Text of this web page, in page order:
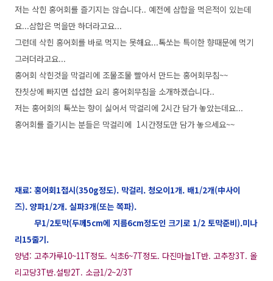
저는 삭힌 홍어회를 즐기지는 않습니다.. 예전에 삼합을 먹은적이 있는데
요...삼합은 먹을만 하더라고요...
그런데 삭힌 홍어회를 바로 먹지는 못해요...톡쏘는 특이한 향때문에 먹기
그러더라고요...
홍어회 삭힌것을 막걸리에 조물조물 빨아서 만드는 홍어회무침~~
잔칫상에 빠지면 섭섭한 요리 홍어회무침을 소개하겠습니다..
저는 홍어회의 톡쏘는 향이 싫어서 막걸리에 2시간 담가 놓았는데요...
홍어회를 즐기시는 분들은 막걸리에 1시간정도만 담가 놓으세요~~
재료: 홍어회1접시(350g정도). 막걸리. 청오이1개. 배1/2개(中사이
즈). 양파1/2개. 실파3개(또는 쪽파).
무1/2토막(두께5cm에 지름6cm정도인 크기로 1/2 토막준비).미나
리15줄기.
양념: 고추가루10~11T정도. 식초6~7T정도. 다진마늘1T반. 고추장3T. 올
리고당3T반.설탕2T. 소금1/2~2/3T